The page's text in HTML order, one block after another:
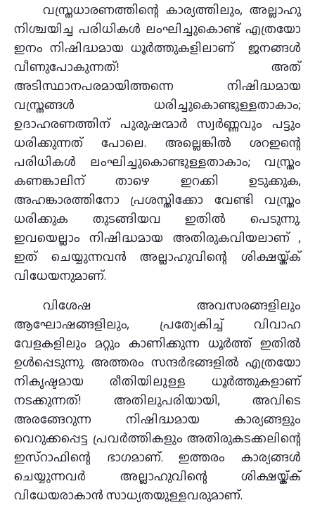
വസ്ത്രധാരണത്തിന്റെ കാര്യത്തിലും, അല്ലാഹു
നിശ്ചയിച്ച പരിധികൾ ലംഘിച്ചുകൊണ്ട് എത്രയോ
ഇനം നിഷിദ്ധമായ ധൂർത്തുകളിലാണ് ജനങ്ങൾ
വീണുപോകുന്നത്! അത്
അടിസ്ഥാനപരമായിത്തന്നെ നിഷിദ്ധമായ
വസ്ത്രങ്ങൾ ധരിച്ചുകൊണ്ടുള്ളതാകാം;
ഉദാഹരണത്തിന് പുരുഷന്മാർ സ്വർണ്ണവും പട്ടും
ധരിക്കുന്നത് പോലെ. അല്ലെങ്കിൽ ശറഇന്റെ
പരിധികൾ ലംഘിച്ചുകൊണ്ടുള്ളതാകാം; വസ്ത്രം
കണങ്കാലിന് താഴെ ഇറക്കി ഉടുക്കുക,
അഹങ്കാരത്തിനോ പ്രശസ്തിക്കോ വേണ്ടി വസ്ത്രം
ധരിക്കുക തുടങ്ങിയവ ഇതിൽ പെടുന്നു.
ഇവയെല്ലാം നിഷിദ്ധമായ അതിരുകവിയലാണ് ,
ഇത് ചെയ്യുന്നവൻ അല്ലാഹുവിന്റെ ശിക്ഷയ്ക്ക്
വിധേയനുമാണ്.
വിശേഷ അവസരങ്ങളിലും
ആഘോഷങ്ങളിലും, പ്രത്യേകിച്ച് വിവാഹ
വേളകളിലും മറ്റും കാണിക്കുന്ന ധൂര്‍ത്ത് ഇതിൽ
ഉൾപ്പെടുന്നു. അത്തരം സന്ദർഭങ്ങളിൽ എത്രയോ
നികൃഷ്ടമായ രീതിയിലുള്ള ധൂർത്തുകളാണ്
നടക്കുന്നത്! അതിലുപരിയായി, അവിടെ
അരങ്ങേറുന്ന നിഷിദ്ധമായ കാര്യങ്ങളും
വെറുക്കപ്പെട്ട പ്രവർത്തികളും അതിരുകടക്കലിന്റെ
ഇസ്‌റാഫിന്റെ ഭാഗമാണ്. ഇത്തരം കാര്യങ്ങൾ
ചെയ്യുന്നവർ അല്ലാഹുവിന്റെ ശിക്ഷയ്ക്ക്
വിധേയരാകാൻ സാധ്യതയുള്ളവരുമാണ്.